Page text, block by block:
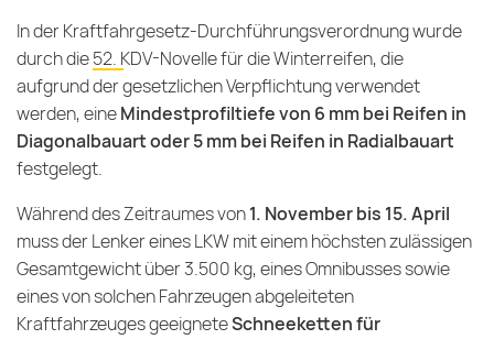
In der Kraftfahrgesetz-Durchführungsverordnung wurde
durch die52. KDV-Novellefür die Winterreifen, die
aufgrund der gesetzlichen Verpflichtung verwendet
werden, eineMindestprofiltiefe von 6 mm bei Reifen in
Diagonalbauart oder 5 mm bei Reifen in Radialbauart
festgelegt.
Während des Zeitraumes von1. November bis 15. April
muss der Lenker eines LKW mit einem höchsten zulässigen
Gesamtgewicht über 3.500 kg, eines Omnibusses sowie
eines von solchen Fahrzeugen abgeleiteten
Kraftfahrzeuges geeigneteSchneeketten für